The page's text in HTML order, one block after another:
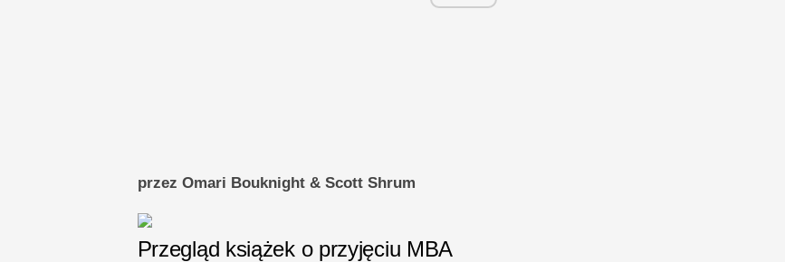
przez Omari Bouknight & Scott Shrum
Przegląd książek o przyjęciu MBA